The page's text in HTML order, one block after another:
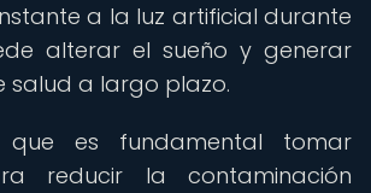
a la luz artificial durante
alterar el sueño y generar
salud a largo plazo.
es fundamental tomar
reducir la contaminación